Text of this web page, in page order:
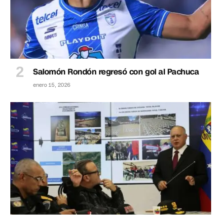
Salomón Rondón regresó con gol al Pachuca
enero 15, 2026